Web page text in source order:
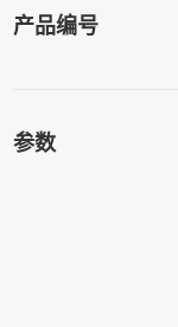
产品编号
参数